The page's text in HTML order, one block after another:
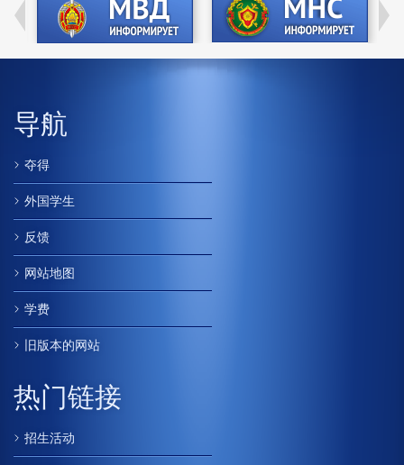
导航
夺得
外国学生
反馈
网站地图
学费
旧版本的网站
热门链接
招生活动